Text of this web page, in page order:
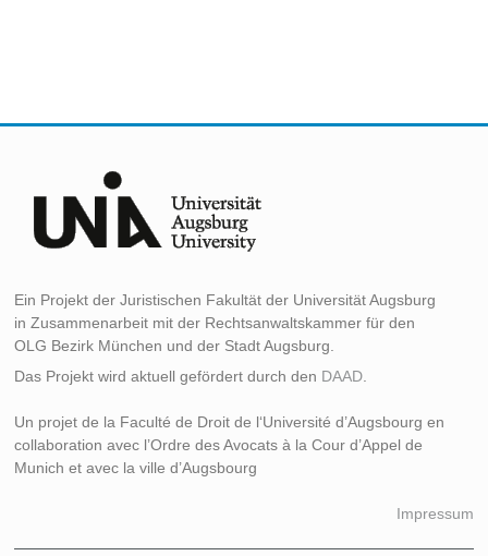
Ein Projekt der Juristischen Fakultät der Universität Augsburg
in Zusammenarbeit mit der Rechtsanwaltskammer für den
OLG Bezirk München und der Stadt Augsburg.
Das Projekt wird aktuell gefördert durch den DAAD
Un projet de la Faculté de Droit de l‘Université d’Augsbourg en
collaboration avec l’Ordre des Avocats à la Cour d’Appel de
Munich et avec la ville d’Augsbourg
Impressum